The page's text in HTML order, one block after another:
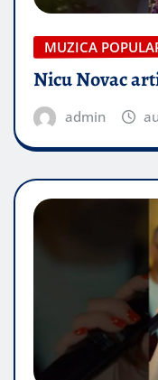
MUZICA
Nicu Novac
admin